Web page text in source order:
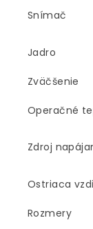
Snímač
Jadro
Zväčšenie
Operačné
Zdroj
Ostriaca
Rozmery